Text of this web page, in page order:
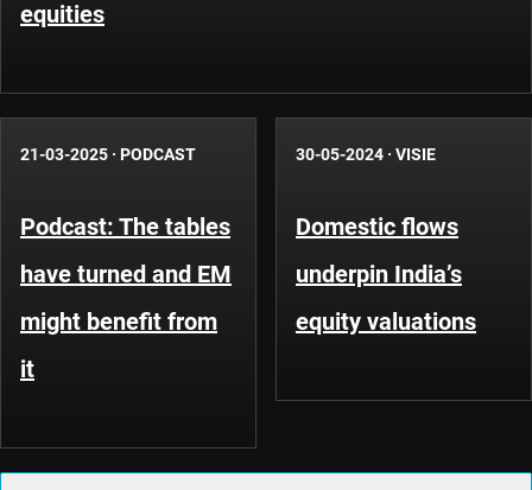
equities
21-03-2025 · PODCAST
Podcast: The tables
have turned and EM
might benefit from
it
30-05-2024 · VISIE
Domestic flows
underpin India’s
equity valuations